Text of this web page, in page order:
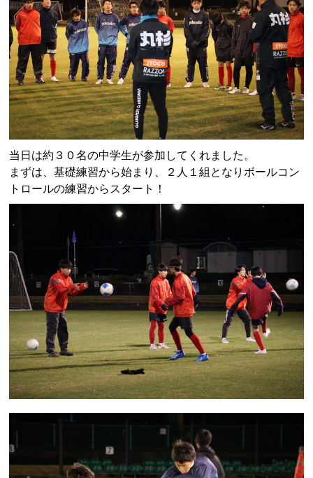
当日は約３０名の中学生が参加してくれました。
まずは、基礎練習から始まり、２人１組となりボールコン
トロールの練習からスタート！